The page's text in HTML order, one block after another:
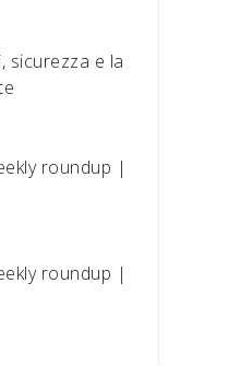
sicurezza e la
roundup |
roundup |